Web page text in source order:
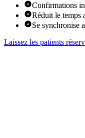
Confirmations
Réduit le temps
Se synchronise
Laissez les patients